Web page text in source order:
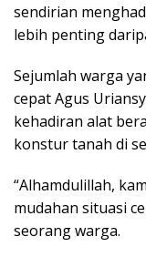
sendirian
lebih penting
Sejumlah warga
cepat Agus
kehadiran alat
konstur tanah di
“Alhamdulillah,
mudahan situasi
seorang warga.